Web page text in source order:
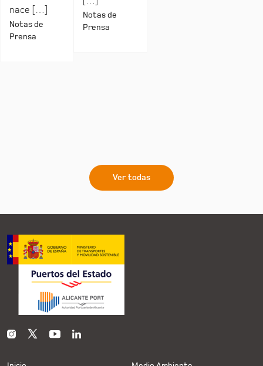
nace […]
Notas de
Prensa
Notas de
Prensa
Ver todas